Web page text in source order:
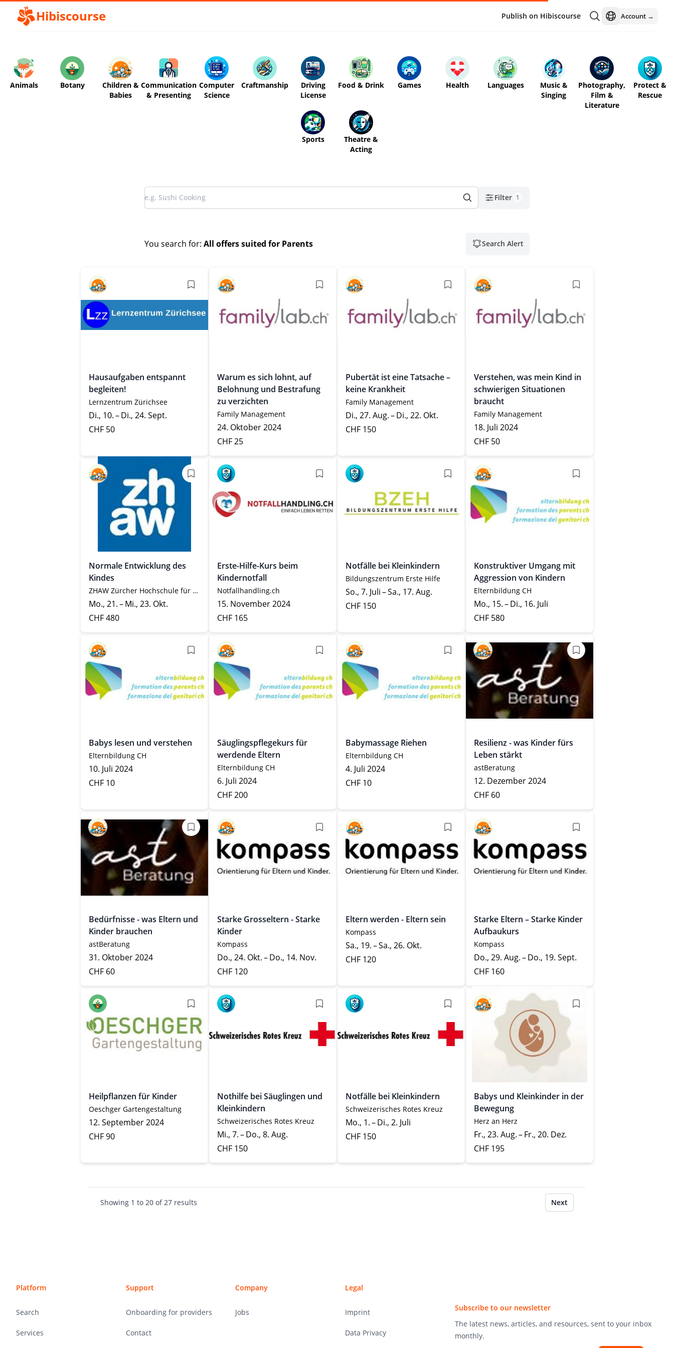
Hibiscourse Publish on Hibiscourse Open language
Account →
Animals Botany
Children &
Babies
Communication
& Presenting
Computer
Science
Craftmanship
Driving
License
Food & Drink Games Health Languages
Music &
Singing
Photography,
Film &
Literature
Protect &
Rescue
Sports
Theatre &
Acting
Filter 1
You search for: All offers suited for Parents Search Alert
Hausaufgaben entspannt
begleiten!
Lernzentrum Zürichsee
Di., 10. – Di., 24. Sept.
CHF 50
Warum es sich lohnt, auf
Belohnung und Bestrafung
zu verzichten
Family Management
24. Oktober 2024
CHF 25
Pubertät ist eine Tatsache –
keine Krankheit
Family Management
Di., 27. Aug. – Di., 22. Okt.
CHF 150
Verstehen, was mein Kind in
schwierigen Situationen
braucht
Family Management
18. Juli 2024
CHF 50
Normale Entwicklung des
Kindes
ZHAW Zürcher Hochschule für Angewandte Wissenschaften
Mo., 21. – Mi., 23. Okt.
CHF 480
Erste-Hilfe-Kurs beim
Kindernotfall
Notfallhandling.ch
15. November 2024
CHF 165
Notfälle bei Kleinkindern
Bildungszentrum Erste Hilfe
So., 7. Juli – Sa., 17. Aug.
CHF 150
Konstruktiver Umgang mit
Aggression von Kindern
Elternbildung CH
Mo., 15. – Di., 16. Juli
CHF 580
Babys lesen und verstehen
Elternbildung CH
10. Juli 2024
CHF 10
Säuglingspflegekurs für
werdende Eltern
Elternbildung CH
6. Juli 2024
CHF 200
Babymassage Riehen
Elternbildung CH
4. Juli 2024
CHF 10
Resilienz - was Kinder fürs
Leben stärkt
astBeratung
12. Dezember 2024
CHF 60
Bedürfnisse - was Eltern und
Kinder brauchen
astBeratung
31. Oktober 2024
CHF 60
Starke Grosseltern - Starke
Kinder
Kompass
Do., 24. Okt. – Do., 14. Nov.
CHF 120
Eltern werden - Eltern sein
Kompass
Sa., 19. – Sa., 26. Okt.
CHF 120
Starke Eltern – Starke Kinder
Aufbaukurs
Kompass
Do., 29. Aug. – Do., 19. Sept.
CHF 160
Heilpflanzen für Kinder
Oeschger Gartengestaltung
12. September 2024
CHF 90
Nothilfe bei Säuglingen und
Kleinkindern
Schweizerisches Rotes Kreuz
Mi., 7. – Do., 8. Aug.
CHF 150
Notfälle bei Kleinkindern
Schweizerisches Rotes Kreuz
Mo., 1. – Di., 2. Juli
CHF 150
Babys und Kleinkinder in der
Bewegung
Herz an Herz
Fr., 23. Aug. – Fr., 20. Dez.
CHF 195
Showing 1 to 20 of 27 results Next
Platform
Search
Services
Support
Onboarding for providers
Contact
Company
Jobs
Legal
Imprint
Data Privacy
Subscribe to our newsletter
The latest news, articles, and resources, sent to your inbox
monthly.